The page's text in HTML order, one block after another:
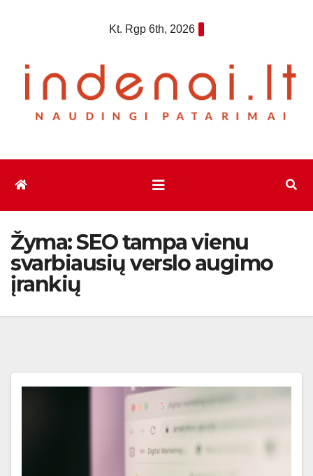
Kt. Rgp 6th, 2026
Žyma:SEO tampa vienu
svarbiausių verslo augimo
įrankių